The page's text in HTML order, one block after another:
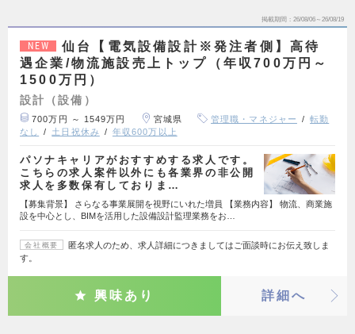
掲載期間 26/08/06～26/08/19
NEW
仙台【電気設備設計※発注者側】高待
遇企業/物流施設売上トップ（年収700万円～
1500万円）
設計（設備）
700万円 ～ 1549万円 宮城県 管理職・マネジャー
転勤
なし
土日祝休み 年収600万以上
パソナキャリアがおすすめする求人です。
こちらの求人案件以外にも各業界の非公開
求人を多数保有しておりま…
【募集背景】 さらなる事業展開を視野にいれた増員 【業務内容】 物流、商業施
設を中心とし、BIMを活用した設備設計監理業務をお…
会社概要
匿名求人のため、求人詳細につきましてはご面談時にお伝え致しま
す。
興味あり 詳細へ